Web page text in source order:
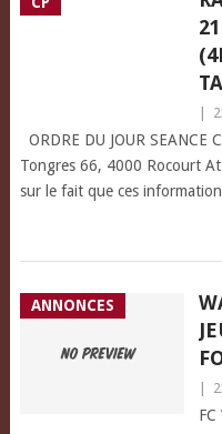
ORDRE DU JOUR
Tongres 66, 4000 Rocourt
sur le fait que ces
ANNONCES
FC